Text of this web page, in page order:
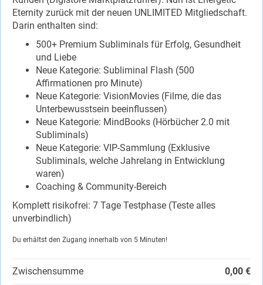
Eternity zurück mit der neuen UNLIMITED Mitgliedschaft.
Darin enthalten sind:
500+ Premium Subliminals für Erfolg, Gesundheit
und Liebe
Neue Kategorie: Subliminal Flash (500
Affirmationen pro Minute)
Neue Kategorie: VisionMovies (Filme, die das
Unterbewusstsein beeinflussen)
Neue Kategorie: MindBooks (Hörbücher 2.0 mit
Subliminals)
Neue Kategorie: VIP-Sammlung (Exklusive
Subliminals, welche Jahrelang in Entwicklung
waren)
Coaching & Community-Bereich
Komplett risikofrei: 7 Tage Testphase (Teste alles
unverbindlich)
Du erhältst den Zugang innerhalb von 5 Minuten!
Zwischensumme 0,00 €